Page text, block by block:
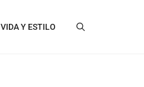
VIDA Y ESTILO